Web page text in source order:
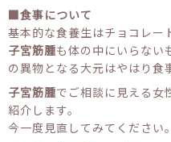
■食事について
基本的な食養生はチョコレー
子宮筋腫も体の中にいらない
の異物となる大元はやはり食
子宮筋腫でご相談に見える女
紹介します。
今一度見直してみてください。